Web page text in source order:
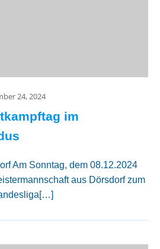
24, 2024
im
Am Sonntag, dem 08.12.2024
aus Dörsdorf zum